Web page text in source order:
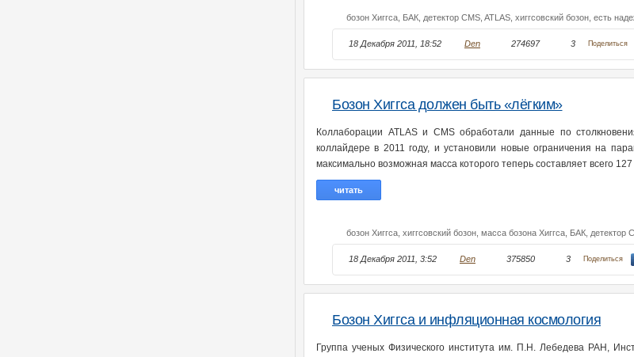
бозон Хиггса, БАК, детектор CMS, ATLAS, хиггсовский бозон, есть
18 Декабря 2011, 18:52 Den 274697 3 Поделиться
Бозон Хиггса должен быть «лёгким»
Коллаборации ATLAS и CMS обработали данные по
коллайдере в 2011 году, и установили новые ограничения на
максимально возможная масса которого теперь составляет всего
читать
бозон Хиггса, хиггсовский бозон, масса бозона Хиггса, БАК, детектор
18 Декабря 2011, 3:52 Den 375850 3 Поделиться
Бозон Хиггса и инфляционная космология
Группа ученых Физического института им. П.Н. Лебедева РАН,